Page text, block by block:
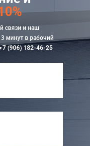
связи и наш
минут в рабочий
(906) 182-46-25